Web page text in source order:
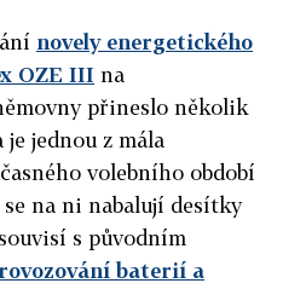
novely energetického
OZE III na
přineslo několik
jednou z mála
volebního období
na ni nabalují desítky
s původním
baterií a